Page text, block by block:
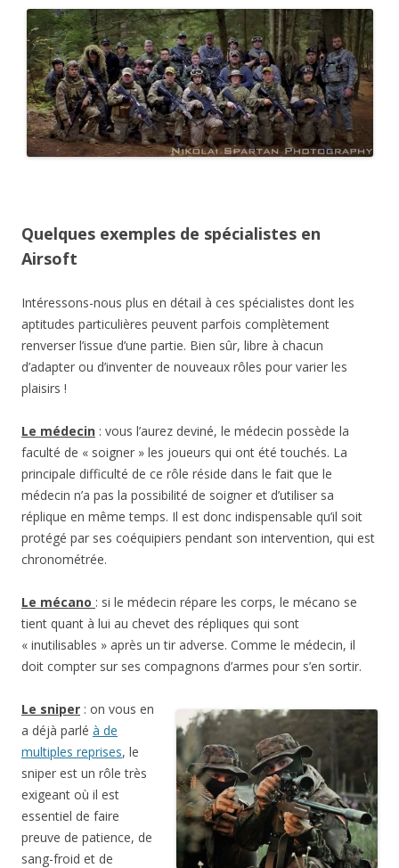
Quelques exemples de spécialistes en
Airsoft
Intéressons-nous plus en détail à ces spécialistes dont les
aptitudes particulières peuvent parfois complètement
renverser l’issue d’une partie. Bien sûr, libre à chacun
d’adapter ou d’inventer de nouveaux rôles pour varier les
plaisirs !
Le médecin : vous l’aurez deviné, le médecin possède la
faculté de « soigner » les joueurs qui ont été touchés. La
principale difficulté de ce rôle réside dans le fait que le
médecin n’a pas la possibilité de soigner et d’utiliser sa
réplique en même temps. Il est donc indispensable qu’il soit
protégé par ses coéquipiers pendant son intervention, qui est
chronométrée.
Le mécano : si le médecin répare les corps, le mécano se
tient quant à lui au chevet des répliques qui sont
« inutilisables » après un tir adverse. Comme le médecin, il
doit compter sur ses compagnons d’armes pour s’en sortir.
Le sniper : on vous en
a déjà parlé à de
multiples reprises, le
sniper est un rôle très
exigeant où il est
essentiel de faire
preuve de patience, de
sang-froid et de